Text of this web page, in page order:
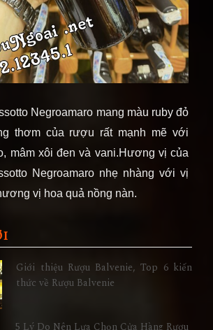
Negroamaro mang màu ruby đỏ
thơm của rượu rất mạnh mẽ với
mâm xôi đen và vani.Hương vị của
Negroamaro nhẹ nhàng với vị
vị hoa quả nồng nàn.
Giới thiệu Rượu Balvenie, Top 6 kiến
thức về Rượu Balvenie
5 Lý Do Nên Lựa Chọn Cửa Hàng Rượu